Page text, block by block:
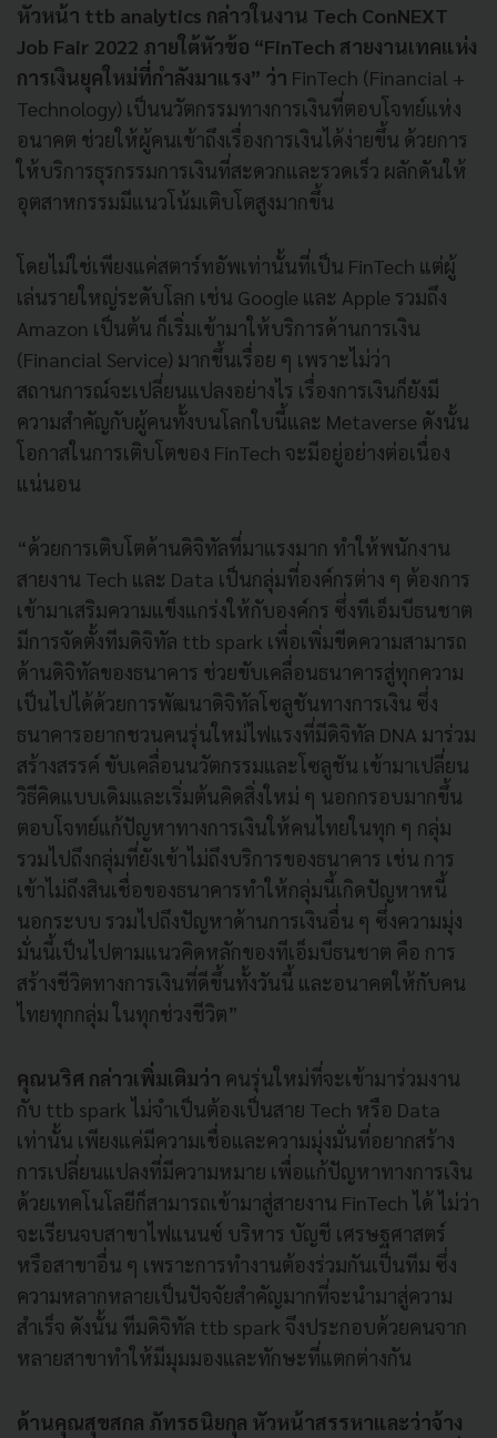
หัวหน้า ttb analytics กล่าวในงาน Tech ConNEXT
Job Fair 2022 ภายใต้หัวข้อ “FinTech สายงานเทคแห่ง
การเงินยุคใหม่ที่กำลังมาแรง” ว่า FinTech (Financial +
Technology) เป็นนวัตกรรมทางการเงินที่ตอบโจทย์แห่ง
อนาคต ช่วยให้ผู้คนเข้าถึงเรื่องการเงินได้ง่ายขึ้น ด้วยการ
ให้บริการธุรกรรมการเงินที่สะดวกและรวดเร็ว ผลักดันให้
อุตสาหกรรมมีแนวโน้มเติบโตสูงมากขึ้น
โดยไม่ใช่เพียงแค่สตาร์ทอัพเท่านั้นที่เป็น FinTech แต่ผู้
เล่นรายใหญ่ระดับโลก เช่น Google และ Apple รวมถึง
Amazon เป็นต้น ก็เริ่มเข้ามาให้บริการด้านการเงิน
(Financial Service) มากขึ้นเรื่อย ๆ เพราะไม่ว่า
สถานการณ์จะเปลี่ยนแปลงอย่างไร เรื่องการเงินก็ยังมี
ความสำคัญกับผู้คนทั้งบนโลกใบนี้และ Metaverse ดังนั้น
โอกาสในการเติบโตของ FinTech จะมีอยู่อย่างต่อเนื่อง
แน่นอน
“ด้วยการเติบโตด้านดิจิทัลที่มาแรงมาก ทำให้พนักงาน
สายงาน Tech และ Data เป็นกลุ่มที่องค์กรต่าง ๆ ต้องการ
เข้ามาเสริมความแข็งแกร่งให้กับองค์กร ซึ่งทีเอ็มบีธนชาต
มีการจัดตั้งทีมดิจิทัล ttb spark เพื่อเพิ่มขีดความสามารถ
ด้านดิจิทัลของธนาคาร ช่วยขับเคลื่อนธนาคารสู่ทุกความ
เป็นไปได้ด้วยการพัฒนาดิจิทัลโซลูชันทางการเงิน ซึ่ง
ธนาคารอยากชวนคนรุ่นใหม่ไฟแรงที่มีดิจิทัล DNA มาร่วม
สร้างสรรค์ ขับเคลื่อนนวัตกรรมและโซลูชัน เข้ามาเปลี่ยน
วิธีคิดแบบเดิมและเริ่มต้นคิดสิ่งใหม่ ๆ นอกกรอบมากขึ้น
ตอบโจทย์แก้ปัญหาทางการเงินให้คนไทยในทุก ๆ กลุ่ม
รวมไปถึงกลุ่มที่ยังเข้าไม่ถึงบริการของธนาคาร เช่น การ
เข้าไม่ถึงสินเชื่อของธนาคารทำให้กลุ่มนี้เกิดปัญหาหนี้
นอกระบบ รวมไปถึงปัญหาด้านการเงินอื่น ๆ ซึ่งความมุ่ง
มั่นนี้เป็นไปตามแนวคิดหลักของทีเอ็มบีธนชาต คือ การ
สร้างชีวิตทางการเงินที่ดีขึ้นทั้งวันนี้ และอนาคตให้กับคน
ไทยทุกกลุ่ม ในทุกช่วงชีวิต”
คุณนริศ กล่าวเพิ่มเติมว่า คนรุ่นใหม่ที่จะเข้ามาร่วมงาน
กับ ttb spark ไม่จำเป็นต้องเป็นสาย Tech หรือ Data
เท่านั้น เพียงแค่มีความเชื่อและความมุ่งมั่นที่อยากสร้าง
การเปลี่ยนแปลงที่มีความหมาย เพื่อแก้ปัญหาทางการเงิน
ด้วยเทคโนโลยีก็สามารถเข้ามาสู่สายงาน FinTech ได้ ไม่ว่า
จะเรียนจบสาขาไฟแนนซ์ บริหาร บัญชี เศรษฐศาสตร์
หรือสาขาอื่น ๆ เพราะการทำงานต้องร่วมกันเป็นทีม ซึ่ง
ความหลากหลายเป็นปัจจัยสำคัญมากที่จะนำมาสู่ความ
สำเร็จ ดังนั้น ทีมดิจิทัล ttb spark จึงประกอบด้วยคนจาก
หลายสาขาทำให้มีมุมมองและทักษะที่แตกต่างกัน
ด้านคุณสุขสกล ภัทรธนิยกุล หัวหน้าสรรหาและว่าจ้าง